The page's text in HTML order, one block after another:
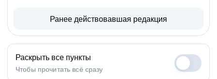
Ранее действовавшая редакция
Раскрыть все пункты
Чтобы прочитать всё сразу